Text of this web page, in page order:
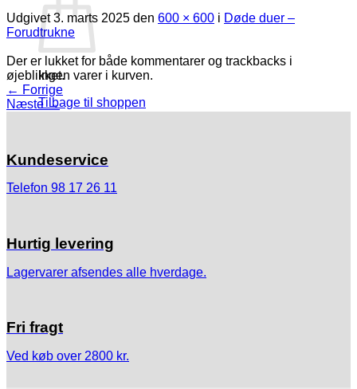
Ingen varer i kurven.
Tilbage til shoppen
Udgivet3. marts 2025 den 600 × 600 i Døde duer –
Forudtrukne
Der er lukket for både kommentarer og trackbacks i
øjeblikket.
← Forrige
Næste→
Kundeservice
Telefon 98 17 26 11
Hurtig levering
Lagervarer afsendes alle hverdage.
Fri fragt
Ved køb over 2800 kr.